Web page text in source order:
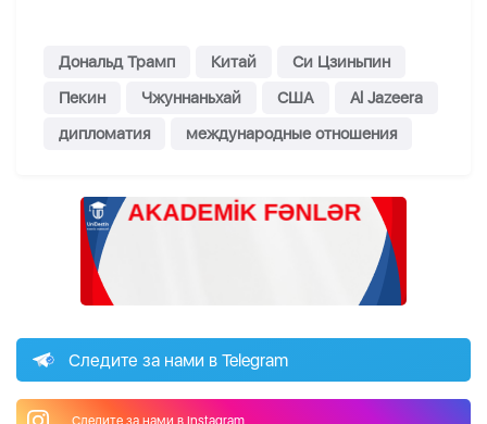
Дональд Трамп Китай
Си Цзиньпин
Пекин
Чжуннаньхай США
Al Jazeera
дипломатия
международные отношения
Следите за нами в Telegram
Следите за нами в Instagram